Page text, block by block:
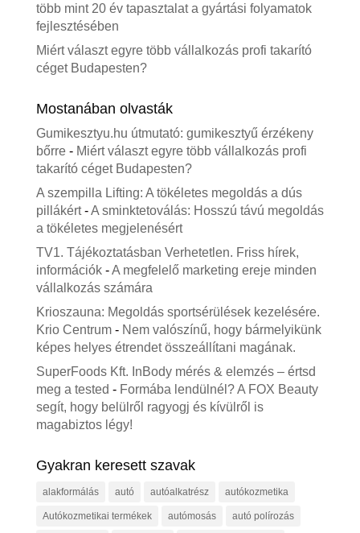
több mint 20 év tapasztalat a gyártási folyamatok
fejlesztésében
Miért választ egyre több vállalkozás profi takarító
céget Budapesten?
Mostanában olvasták
Gumikesztyu.hu útmutató: gumikesztyű érzékeny
bőrre- Miért választ egyre több vállalkozás profi
takarító céget Budapesten?
A szempilla Lifting: A tökéletes megoldás a dús
pillákért-A sminktetoválás: Hosszú távú megoldás
a tökéletes megjelenésért
TV1. Tájékoztatásban Verhetetlen. Friss hírek,
információk-A megfelelő marketing ereje minden
vállalkozás számára
Krioszauna: Megoldás sportsérülések kezelésére.
Krio Centrum- Nem valószínű, hogy bármelyikünk
képes helyes étrendet összeállítani magának.
SuperFoods Kft. InBody mérés & elemzés – értsd
meg a tested - Formába lendülnél? A FOX Beauty
segít, hogy belülről ragyogj és kívülről is
magabiztos légy!
Gyakran keresett szavak
alakformálás autó autóalkatrész autókozmetika
Autókozmetikai termékek autómosás autó polírozás